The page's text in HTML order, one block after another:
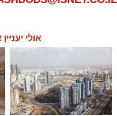
אולי